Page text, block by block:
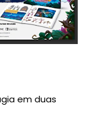
em duas